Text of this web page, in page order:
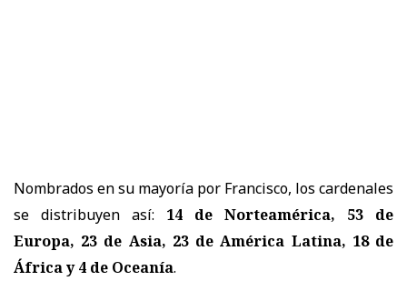
Nombrados en su mayoría por Francisco, los cardenales
se distribuyen así: 14 de Norteamérica, 53 de
Europa, 23 de Asia, 23 de América Latina, 18 de
África y 4 de Oceanía.